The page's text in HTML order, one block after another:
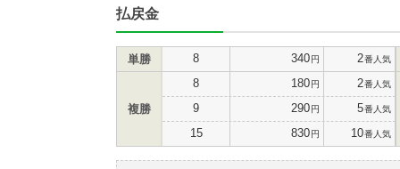
払戻金
単勝 8 340円 2番人気
複勝
8 180円 2番人気
9 290円 5番人気
15 830円 10番人気